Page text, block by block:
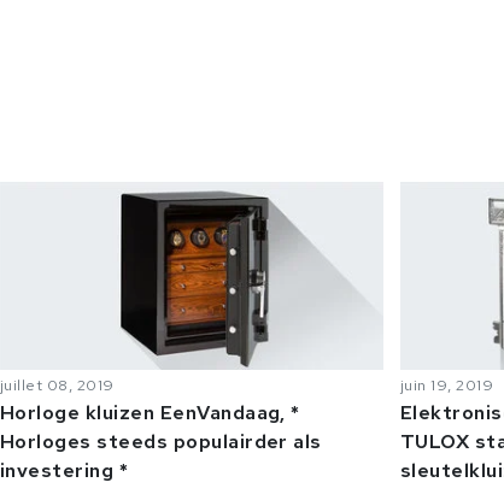
juillet 08, 2019
Horloge kluizen EenVandaag, *
Horloges steeds populairder als
investering *
juin 19, 2019
TULOX